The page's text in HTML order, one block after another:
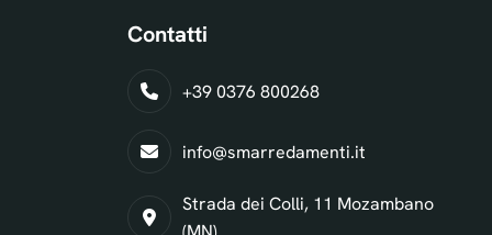
Contatti
+39 0376 800268
info@smarredamenti.it
Strada dei Colli, 11 Mozambano